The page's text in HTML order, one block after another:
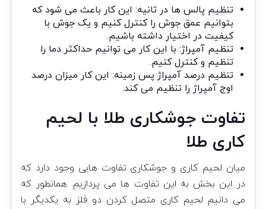
تنظیم پالس ها در ثانیه: این کار باعث می شود که
بتوانیم عمق جوش را کنترل کنیم و یک جوش با
کیفیت در اختیار داشته باشیم.
تنظیم آمپراژ: با این کار می توانیم حداکثر دما را
تنظیم و کنترل کنیم.
تنظیم درصد آمپراژ پس زمینه: این کار میزان درصد
اوج آمپراژ را تنظیم می کند.
تفاوت جوشکاری طلا با لحیم
کاری طلا
میان لحیم کاری و جوشکاری تفاوت هایی وجود دارد که
در این بخش به این تفاوت ها می پردازیم. همانطور که
می دانیم لحیم کاری متصل کردن دو فلز به یکدیگر با